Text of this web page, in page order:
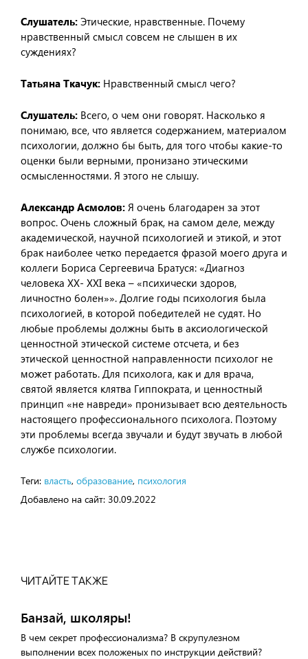
Слушатель: Этические, нравственные. Почему
нравственный смысл совсем не слышен в их
суждениях?
Татьяна Ткачук: Нравственный смысл чего?
Слушатель: Всего, о чем они говорят. Насколько я
понимаю, все, что является содержанием, материалом
психологии, должно бы быть, для того чтобы какие-то
оценки были верными, пронизано этическими
осмысленностями. Я этого не слышу.
Александр Асмолов: Я очень благодарен за этот
вопрос. Очень сложный брак, на самом деле, между
академической, научной психологией и этикой, и этот
брак наиболее четко передается фразой моего друга и
коллеги Бориса Сергеевича Братуся: «Диагноз
человека XX- XXI века – «психически здоров,
личностно болен»». Долгие годы психология была
психологией, в которой победителей не судят. Но
любые проблемы должны быть в аксиологической
ценностной этической системе отсчета, и без
этической ценностной направленности психолог не
может работать. Для психолога, как и для врача,
святой является клятва Гиппократа, и ценностный
принцип «не навреди» пронизывает всю деятельность
настоящего профессионального психолога. Поэтому
эти проблемы всегда звучали и будут звучать в любой
службе психологии.
Теги: власть, образование, психология
Добавлено на сайт: 30.09.2022
ЧИТАЙТЕ ТАКЖЕ
Банзай, школяры!
В чем секрет профессионализма? В скрупулезном
выполнении всех положеных по инструкции действий?